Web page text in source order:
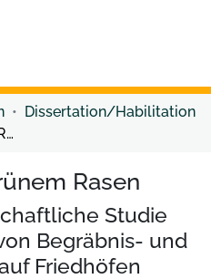
Dissertation/Habilitation
Anonym unter grünem Rasen
Rasen
Studie
Begräbnis- und
Friedhöfen